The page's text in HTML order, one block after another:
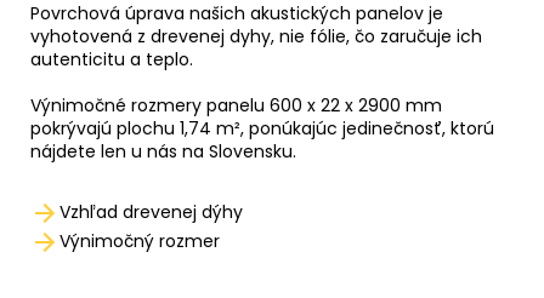
Povrchová úprava našich akustických panelov je
vyhotovená z drevenej dyhy, nie fólie, čo zaručuje ich
autenticitu a teplo.
Výnimočné rozmery panelu 600 x 22 x 2900 mm
pokrývajú plochu 1,74 m², ponúkajúc jedinečnosť, ktorú
nájdete len u nás na Slovensku.
Vzhľad drevenej dýhy
Výnimočný rozmer